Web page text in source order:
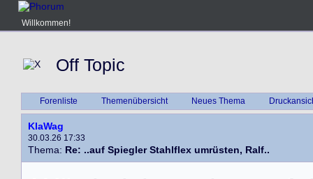
Willkommen!
Off Topic
Forenliste Themenübersicht Neues Thema
KlaWag
30.03.26 17:33
Thema: Re: ..auf Spiegler Stahlflex umrüsten, Ralf..